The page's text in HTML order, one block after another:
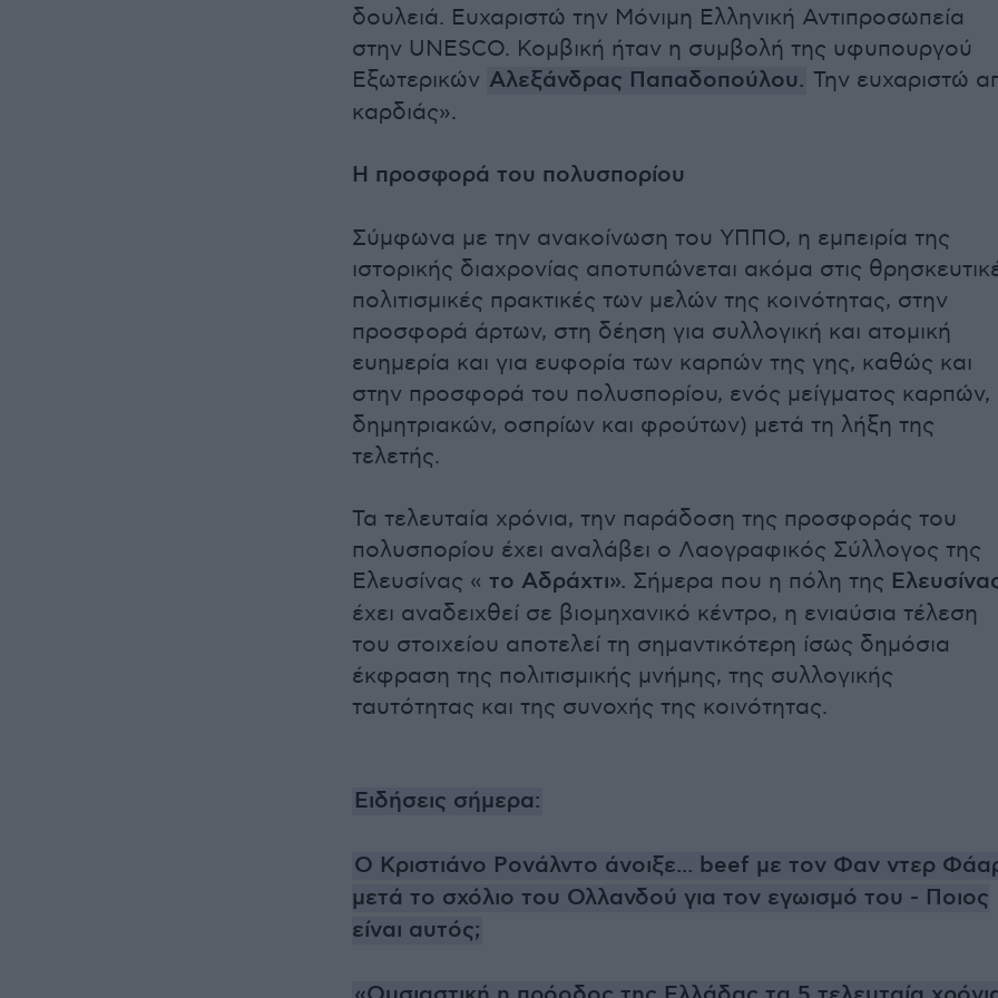
δουλειά. Ευχαριστώ την Μόνιμη Ελληνική Αντιπροσωπεία
στην UNESCO. Κομβική ήταν η συμβολή της υφυπουργού
Εξωτερικών Αλεξάνδρας Παπαδοπούλου. Την ευχαριστώ
καρδιάς».
Η προσφορά του πολυσπορίου
Σύμφωνα με την ανακοίνωση του ΥΠΠΟ, η εμπειρία της
ιστορικής διαχρονίας αποτυπώνεται ακόμα στις
πολιτισμικές πρακτικές των μελών της κοινότητας, στην
προσφορά άρτων, στη δέηση για συλλογική και ατομική
ευημερία και για ευφορία των καρπών της γης, καθώς και
στην προσφορά του πολυσπορίου, ενός μείγματος καρπών,
δημητριακών, οσπρίων και φρούτων) μετά τη λήξη της
τελετής.
Τα τελευταία χρόνια, την παράδοση της προσφοράς του
πολυσπορίου έχει αναλάβει ο Λαογραφικός Σύλλογος της
Ελευσίνας « το Αδράχτι». Σήμερα που η πόλη της
έχει αναδειχθεί σε βιομηχανικό κέντρο, η ενιαύσια τέλεση
του στοιχείου αποτελεί τη σημαντικότερη ίσως δημόσια
έκφραση της πολιτισμικής μνήμης, της συλλογικής
ταυτότητας και της συνοχής της κοινότητας.
Ειδήσεις σήμερα:
Ο Κριστιάνο Ρονάλντο άνοιξε... beef με τον Φαν ντερ
μετά το σχόλιο του Ολλανδού για τον εγωισμό του - Ποιος
είναι αυτός;